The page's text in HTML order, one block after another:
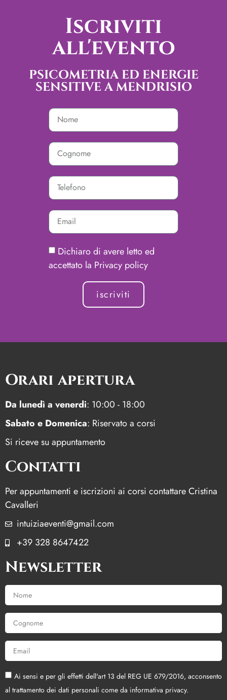
Iscriviti
all'evento
PSICOMETRIA ED ENERGIE
SENSITIVE A MENDRISIO
Dichiaro di avere letto ed
accettato la Privacy policy
iscriviti
Orari apertura
Da lunedì a venerdi: 10:00 - 18:00
Sabato e Domenica: Riservato a corsi
Si riceve su appuntamento
Contatti
Per appuntamenti e iscrizioni ai corsi contattare Cristina
Cavalleri
intuiziaeventi@gmail.com
+39 328 8647422
Newsletter
Ai sensi e per gli effetti dell'art 13 del REG UE 679/2016, acconsento
al trattamento dei dati personali come da informativa privacy.